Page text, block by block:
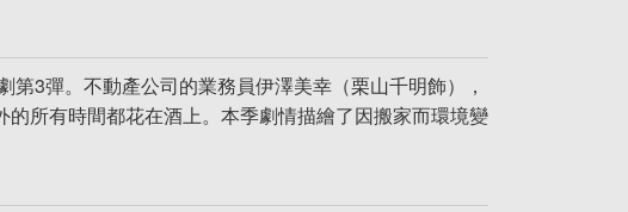
3彈。不動產公司的業務員伊澤美幸（栗山千明飾），
所有時間都花在酒上。本季劇情描繪了因搬家而環境變